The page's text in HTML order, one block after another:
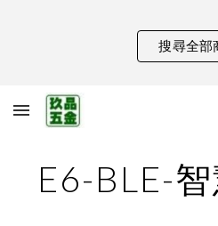
Skip to main content
搜尋全部
E6-BLE-